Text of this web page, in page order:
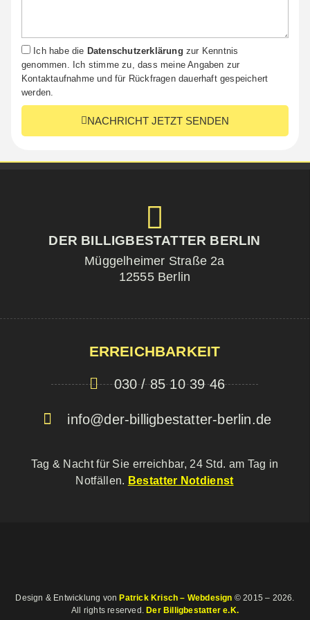
Datenschutzerklärung
Ich habe die Datenschutzerklärung zur Kenntnis
genommen. Ich stimme zu, dass meine Angaben zur
Kontaktaufnahme und für Rückfragen dauerhaft gespeichert
werden.
NACHRICHT JETZT SENDEN
DER BILLIGBESTATTER BERLIN
Müggelheimer Straße 2a
12555 Berlin
ERREICHBARKEIT
030 / 85 10 39 46
info@der-billigbestatter-berlin.de
Tag & Nacht für Sie erreichbar, 24 Std. am Tag in
Notfällen. Bestatter Notdienst
Design & Entwicklung vonPatrick Krisch – Webdesign © 2015 – 2026.
All rights reserved.Der Billigbestatter e.K.